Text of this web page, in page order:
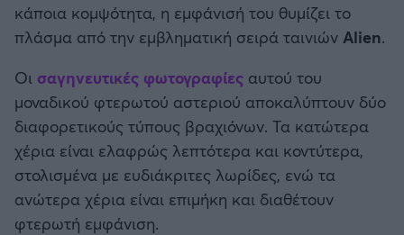
κάποια κομψότητα, η εμφάνισή του θυμίζει το
πλάσμα από την εμβληματική σειρά ταινιών Alien.
Οι σαγηνευτικές φωτογραφίες αυτού του
μοναδικού φτερωτού αστεριού αποκαλύπτουν δύο
διαφορετικούς τύπους βραχιόνων. Τα κατώτερα
χέρια είναι ελαφρώς λεπτότερα και κοντύτερα,
στολισμένα με ευδιάκριτες λωρίδες, ενώ τα
ανώτερα χέρια είναι επιμήκη και διαθέτουν
φτερωτή εμφάνιση.